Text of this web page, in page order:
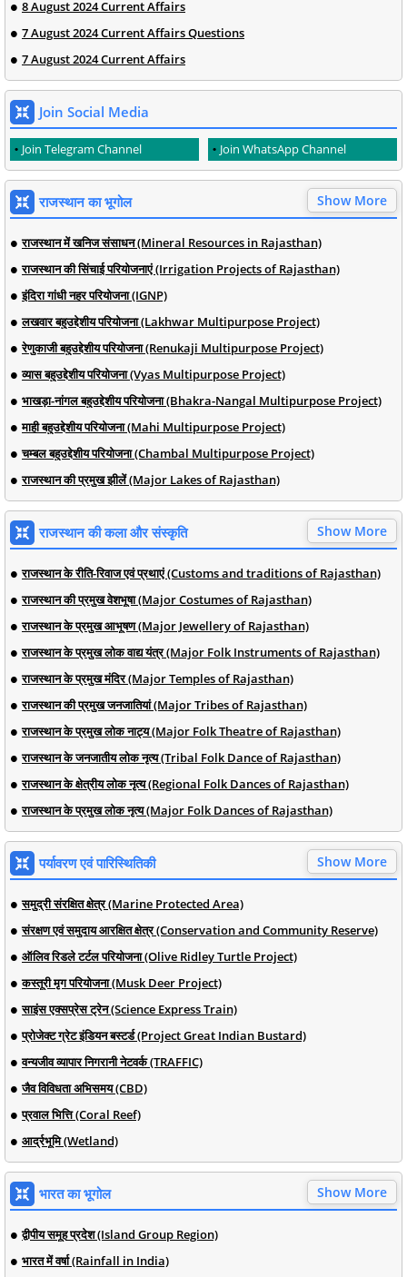
8 August 2024 Current Affairs
7 August 2024 Current Affairs Questions
7 August 2024 Current Affairs
Join Social Media
Join Telegram Channel Join WhatsApp Channel
राजस्थान का भूगोल Show More
राजस्थान में खनिज संसाधन (Mineral Resources in Rajasthan)
राजस्थान की सिंचाई परियोजनाएं (Irrigation Projects of Rajasthan)
इंदिरा गांधी नहर परियोजना (IGNP)
लखवार बहुउद्देशीय परियोजना (Lakhwar Multipurpose Project)
रेणुकाजी बहुउद्देशीय परियोजना (Renukaji Multipurpose Project)
व्यास बहुउद्देशीय परियोजना (Vyas Multipurpose Project)
भाखड़ा-नांगल बहुउद्देशीय परियोजना (Bhakra-Nangal Multipurpose Project)
माही बहुउद्देशीय परियोजना (Mahi Multipurpose Project)
चम्बल बहुउद्देशीय परियोजना (Chambal Multipurpose Project)
राजस्थान की प्रमुख झीलें (Major Lakes of Rajasthan)
राजस्थान की कला और संस्कृति Show More
राजस्थान के रीति-रिवाज एवं प्रथाएं (Customs and traditions of Rajasthan)
राजस्थान की प्रमुख वेशभूषा (Major Costumes of Rajasthan)
राजस्थान के प्रमुख आभूषण (Major Jewellery of Rajasthan)
राजस्थान के प्रमुख लोक वाद्य यंत्र (Major Folk Instruments of Rajasthan)
राजस्थान के प्रमुख मंदिर (Major Temples of Rajasthan)
राजस्थान की प्रमुख जनजातियां (Major Tribes of Rajasthan)
राजस्थान के प्रमुख लोक नाट्य (Major Folk Theatre of Rajasthan)
राजस्थान के जनजातीय लोक नृत्य (Tribal Folk Dance of Rajasthan)
राजस्थान के क्षेत्रीय लोक नृत्य (Regional Folk Dances of Rajasthan)
राजस्थान के प्रमुख लोक नृत्य (Major Folk Dances of Rajasthan)
पर्यावरण एवं पारिस्थितिकी Show More
समुद्री संरक्षित क्षेत्र (Marine Protected Area)
संरक्षण एवं समुदाय आरक्षित क्षेत्र (Conservation and Community Reserve)
ऑलिव रिडले टर्टल परियोजना (Olive Ridley Turtle Project)
कस्तूरी मृग परियोजना (Musk Deer Project)
साइंस एक्सप्रेस ट्रेन (Science Express Train)
प्रोजेक्ट ग्रेट इंडियन बस्टर्ड (Project Great Indian Bustard)
वन्यजीव व्यापार निगरानी नेटवर्क (TRAFFIC)
जैव विविधता अभिसमय (CBD)
प्रवाल भित्ति (Coral Reef)
आर्द्रभूमि (Wetland)
भारत का भूगोल Show More
द्वीपीय समूह प्रदेश (Island Group Region)
भारत में वर्षा (Rainfall in India)